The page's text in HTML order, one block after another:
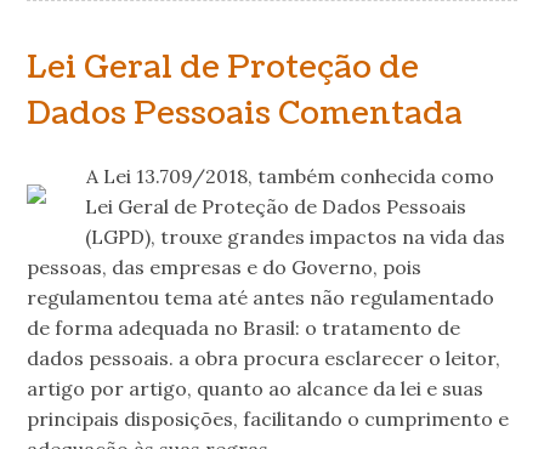
Lei Geral de Proteção de
Dados Pessoais Comentada
A Lei 13.709/2018, também conhecida como
Lei Geral de Proteção de Dados Pessoais
(LGPD), trouxe grandes impactos na vida das
pessoas, das empresas e do Governo, pois
regulamentou tema até antes não regulamentado
de forma adequada no Brasil: o tratamento de
dados pessoais. a obra procura esclarecer o leitor,
artigo por artigo, quanto ao alcance da lei e suas
principais disposições, facilitando o cumprimento e